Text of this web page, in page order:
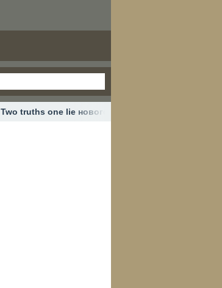
Two truths one lie новогодняя версия